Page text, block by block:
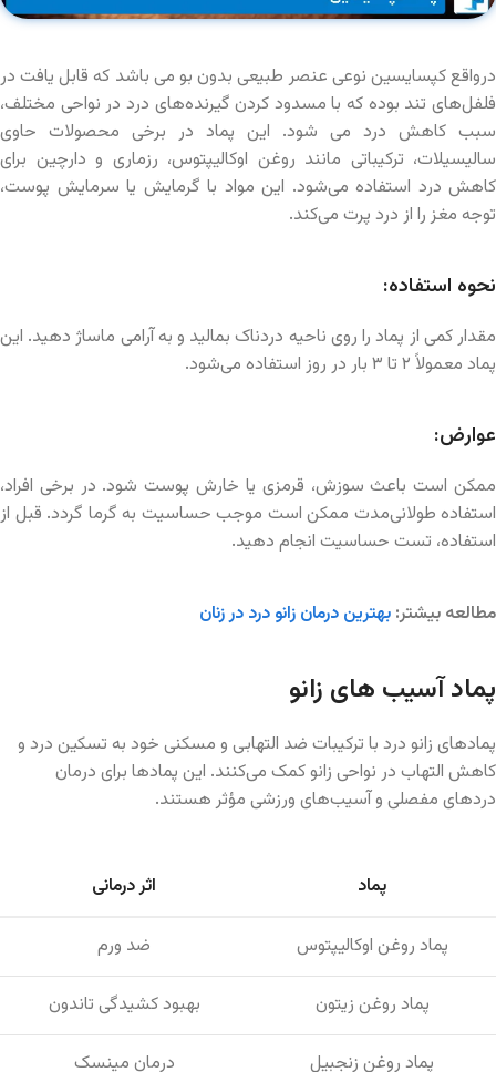
درواقع کپسایسین نوعی عنصر طبیعی بدون بو می باشد که قابل یافت در
فلفل‌های تند بوده که با مسدود کردن گیرنده‌های درد در نواحی مختلف،
سبب کاهش درد می شود. این پماد در برخی محصولات حاوی
سالیسیلات، ترکیباتی مانند روغن اوکالیپتوس، رزماری و دارچین برای
کاهش درد استفاده می‌شود. این مواد با گرمایش یا سرمایش پوست،
توجه مغز را از درد پرت می‌کند.
نحوه استفاده:
مقدار کمی از پماد را روی ناحیه دردناک بمالید و به آرامی ماساژ دهید. این
پماد معمولاً ۲ تا ۳ بار در روز استفاده می‌شود.
عوارض:
ممکن است باعث سوزش، قرمزی یا خارش پوست شود. در برخی افراد،
استفاده طولانی‌مدت ممکن است موجب حساسیت به گرما گردد. قبل از
استفاده، تست حساسیت انجام دهید.
مطالعه بیشتر: بهترین درمان زانو درد در زنان
پماد آسیب های زانو
پمادهای زانو درد با ترکیبات ضد التهابی و مسکنی خود به تسکین درد و
کاهش التهاب در نواحی زانو کمک می‌کنند. این پمادها برای درمان
دردهای مفصلی و آسیب‌های ورزشی مؤثر هستند.
پماد اثر درمانی
پماد روغن اوکالیپتوس ضد ورم
پماد روغن زیتون بهبود کشیدگی تاندون
پماد روغن زنجبیل درمان مینسک